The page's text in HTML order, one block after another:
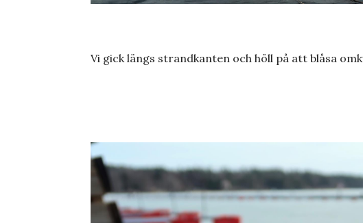
Vi gick längs strandkanten och höll på att blåsa